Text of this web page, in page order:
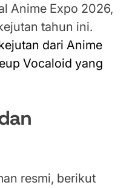
Anime Expo 2026,
tahun ini.
dari Anime
Vocaloid yang
resmi, berikut